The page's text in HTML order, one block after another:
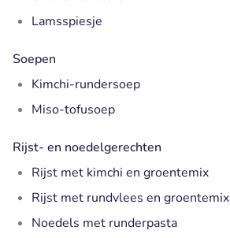
Lamsspiesje
Soepen
Kimchi-rundersoep
Miso-tofusoep
Rijst- en noedelgerechten
Rijst met kimchi en groentemix
Rijst met rundvlees en groentemix
Noedels met runderpasta